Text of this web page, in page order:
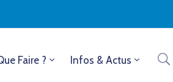
Faire ? Infos & Actus